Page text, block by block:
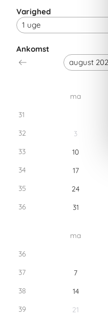
Ankomst
ma
31
32
3
33
10
34
17
35
24
36
31
ma
36
37
7
38
14
39
21
Varighed